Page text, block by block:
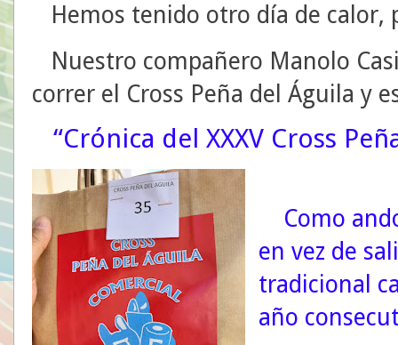
Hemos tenido otro día de calor,
Nuestro compañero Manolo
correr el Cross Peña del Águila y
“Crónica del XXXV Cross
Como
en vez de
tradicional
año